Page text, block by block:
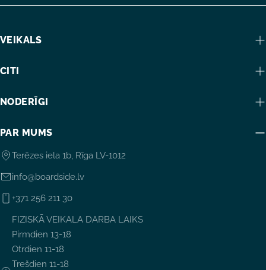
VEIKALS
CITI
NODERĪGI
PAR MUMS
Terēzes iela 1b, Rīga LV-1012
info@boardside.lv
+371 256 211 30
FIZISKĀ VEIKALA DARBA LAIKS
Pirmdien 13-18
Otrdien 11-18
Trešdien 11-18